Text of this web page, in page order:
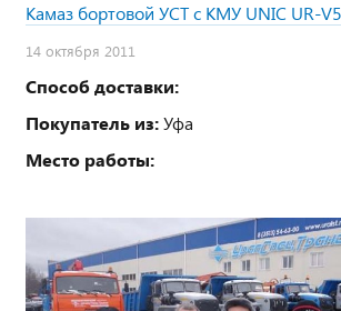
Камаз бортовой УСТ с КМУ UNIC UR-
14 октября 2011
Способ доставки:
Покупатель из:Уфа
Место работы: